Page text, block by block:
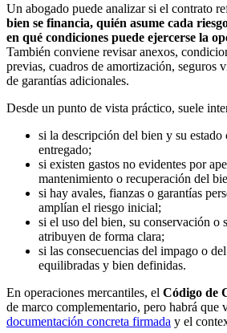
Un abogado puede analizar si el contrato
bien se financia, quién asume cada
en qué condiciones puede ejercerse la
También conviene revisar anexos,
previas, cuadros de amortización, seguros
de garantías adicionales.
Desde un punto de vista práctico, suele
si la descripción del bien y su
entregado;
si existen gastos no evidentes por
mantenimiento o recuperación del
si hay avales, fianzas o garantías
amplían el riesgo inicial;
si el uso del bien, su conservación o
atribuyen de forma clara;
si las consecuencias del impago o
equilibradas y bien definidas.
En operaciones mercantiles, el Código de
de marco complementario, pero habrá que
documentación concreta firmada y el